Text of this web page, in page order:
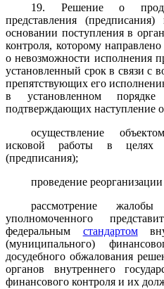
19. Решение о
представления
основании поступления в
контроля, которому
о невозможности исполнения
установленный срок в связи с
препятствующих его
в установленном порядке
подтверждающих наступление
осуществление
исковой работы в целях
(предписания);
проведение
рассмотрение
уполномоченного
федеральным стандартом
(муниципального)
досудебного обжалования
органов внутреннего
финансового контроля и их